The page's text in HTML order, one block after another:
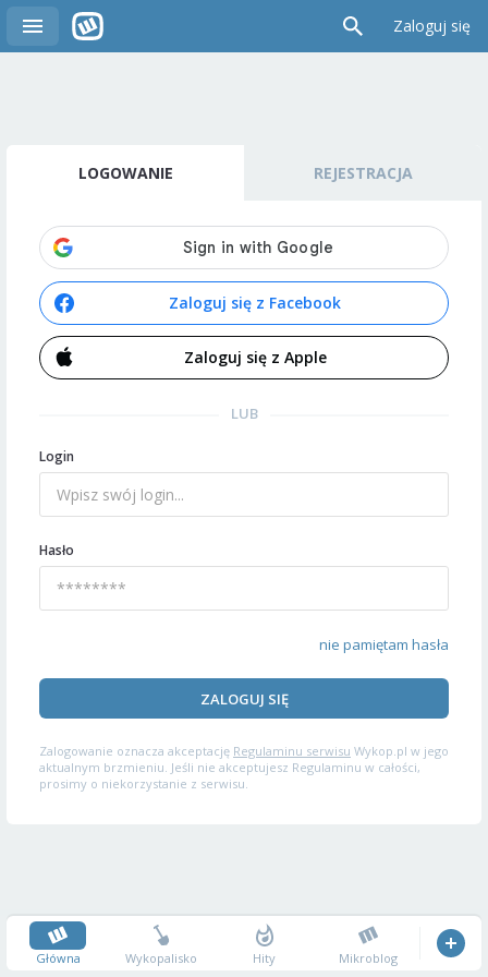
Zaloguj się
LOGOWANIE REJESTRACJA
Zaloguj się z Facebook
Zaloguj się z Apple
LUB
Login
Hasło
nie pamiętam hasła
ZALOGUJ SIĘ
Zalogowanie oznacza akceptację Regulaminu serwisu Wykop.pl w jego
aktualnym brzmieniu. Jeśli nie akceptujesz Regulaminu w całości,
prosimy o niekorzystanie z serwisu.
Główna Wykopalisko Hity Mikroblog